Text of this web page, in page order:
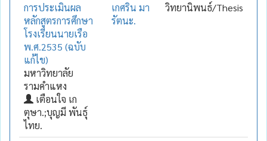
การประเมินผล
หลักสูตรการศึกษา
โรงเรียนนายเรือ
พ.ศ.2535 (ฉบับ
แก้ไข)
มหาวิทยาลัย
รามคำแหง
เตือนใจ เก
ตุษา.;บุญมี พันธุ์
ไทย.
เกศริน มา
รัตนะ.
วิทยานิพนธ์/Thesis